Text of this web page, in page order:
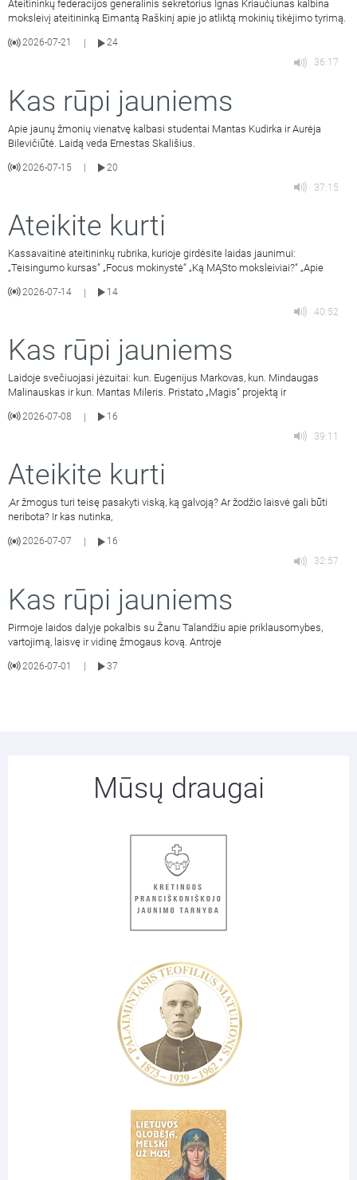
Ateitininkų federacijos generalinis sekretorius Ignas Kriaučiūnas kalbina
moksleivį ateitininką Eimantą Raškinį apie jo atliktą mokinių tikėjimo tyrimą.
2026-07-21
24
36:17
Kas rūpi jauniems
Apie jaunų žmonių vienatvę kalbasi studentai Mantas Kudirka ir Aurėja
Bilevičiūtė. Laidą veda Ernestas Skališius.
2026-07-15
20
37:15
Ateikite kurti
Kassavaitinė ateitininkų rubrika, kurioje girdėsite laidas jaunimui:
„Teisingumo kursas“ „Focus mokinystė“ „Ką MĄSto moksleiviai?“ „Apie
2026-07-14 |
14
40:52
Kas rūpi jauniems
Laidoje svečiuojasi jėzuitai: kun. Eugenijus Markovas, kun. Mindaugas
Malinauskas ir kun. Mantas Mileris. Pristato „Magis“ projektą ir
2026-07-08 |
16
39:11
Ateikite kurti
,Ar žmogus turi teisę pasakyti viską, ką galvoją? Ar žodžio laisvė gali būti
neribota? Ir kas nutinka,
2026-07-07
16
32:57
Kas rūpi jauniems
Pirmoje laidos dalyje pokalbis su Žanu Talandžiu apie priklausomybes,
vartojimą, laisvę ir vidinę žmogaus kovą. Antroje
2026-07-01 37
Mūsų draugai